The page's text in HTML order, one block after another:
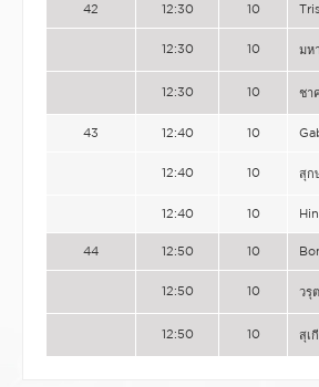
42 12:30 10
12:30 10 มห
12:30 10 ชา
43 12:40 10
12:40 10 สุก
12:40 10
44 12:50 10
12:50 10 วรุ
12:50 10 สุเ